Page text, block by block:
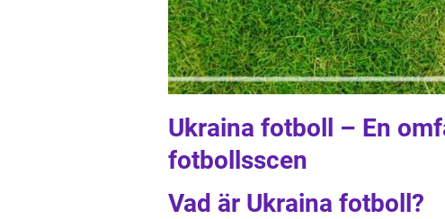
Ukraina fotboll – En
fotbollsscen
Vad är Ukraina fotboll?